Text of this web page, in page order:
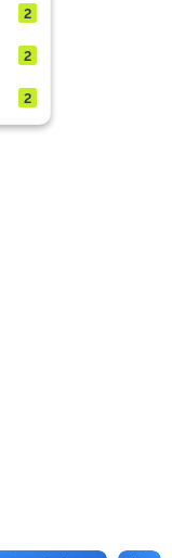
2
2
2